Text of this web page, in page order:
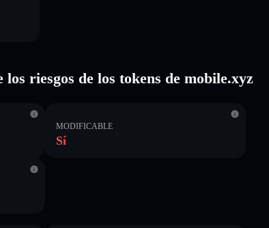
riesgos de los tokens de mobile.xyz
MODIFICABLE
Sí